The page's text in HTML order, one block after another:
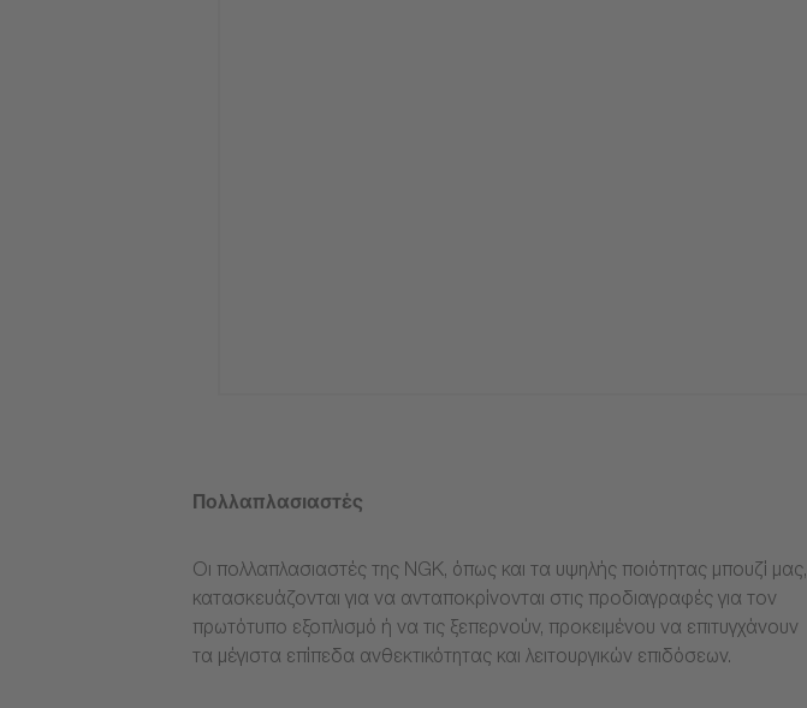
Πολλαπλασιαστές
Οι πολλαπλασιαστές της NGK, όπως και τα υψηλής ποιότητας μπουζί μας,
κατασκευάζονται για να ανταποκρίνονται στις προδιαγραφές για τον
πρωτότυπο εξοπλισμό ή να τις ξεπερνούν, προκειμένου να επιτυγχάνουν
τα μέγιστα επίπεδα ανθεκτικότητας και λειτουργικών επιδόσεων.